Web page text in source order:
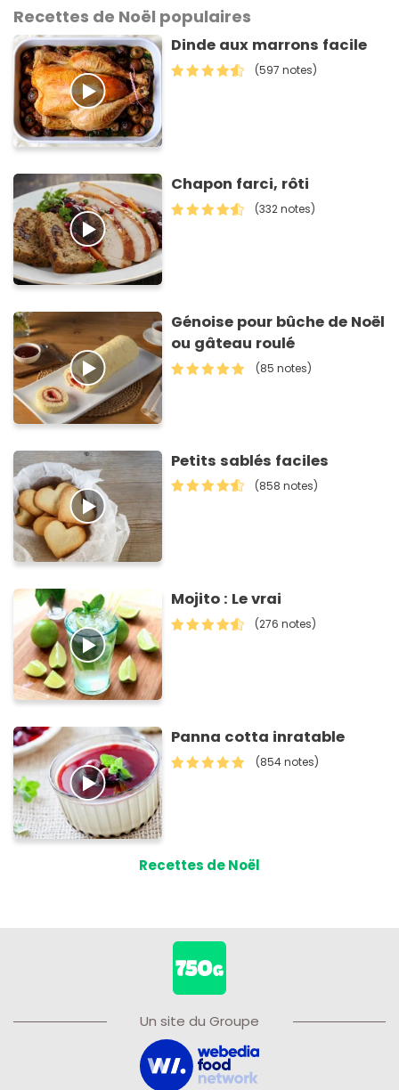
Recettes de Noël populaires
Dinde aux marrons facile
(597 notes)
Chapon farci, rôti
(332 notes)
Génoise pour bûche de Noël
ou gâteau roulé
(85 notes)
Petits sablés faciles
(858 notes)
Mojito : Le vrai
(276 notes)
Panna cotta inratable
(854 notes)
Recettes de Noël
Un site du Groupe